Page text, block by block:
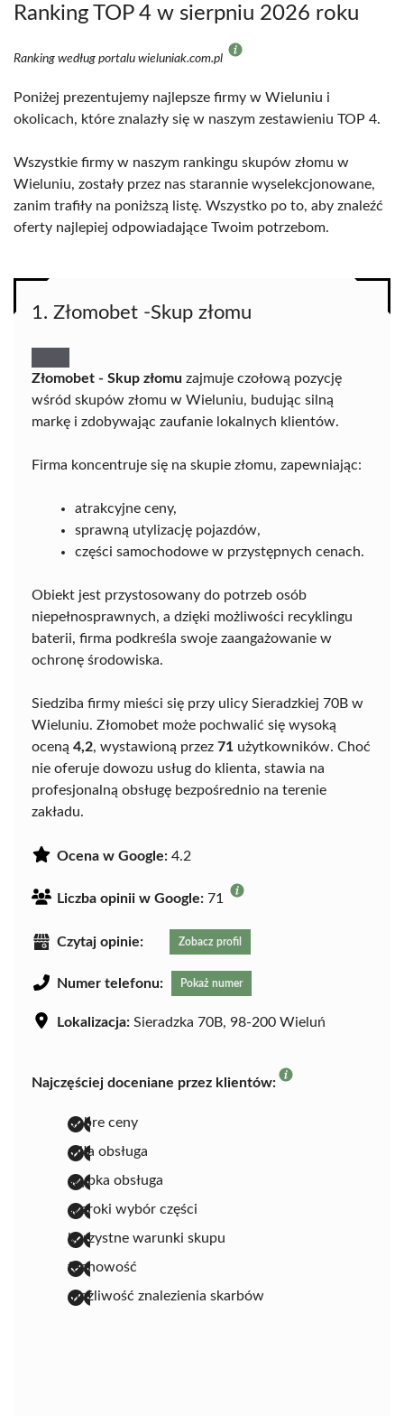
Ranking TOP 4 w sierpniu 2026 roku
Ranking według portalu wieluniak.com.pl
Poniżej prezentujemy najlepsze firmy w Wieluniu i
okolicach, które znalazły się w naszym zestawieniu TOP 4.
Wszystkie firmy w naszym rankingu skupów złomu w
Wieluniu, zostały przez nas starannie wyselekcjonowane,
zanim trafiły na poniższą listę. Wszystko po to, aby znaleźć
oferty najlepiej odpowiadające Twoim potrzebom.
1. Złomobet -Skup złomu
Złomobet - Skup złomu zajmuje czołową pozycję
wśród skupów złomu w Wieluniu, budując silną
markę i zdobywając zaufanie lokalnych klientów.
Firma koncentruje się na skupie złomu, zapewniając:
atrakcyjne ceny,
sprawną utylizację pojazdów,
części samochodowe w przystępnych cenach.
Obiekt jest przystosowany do potrzeb osób
niepełnosprawnych, a dzięki możliwości recyklingu
baterii, firma podkreśla swoje zaangażowanie w
ochronę środowiska.
Siedziba firmy mieści się przy ulicy Sieradzkiej 70B w
Wieluniu. Złomobet może pochwalić się wysoką
oceną 4,2, wystawioną przez 71 użytkowników. Choć
nie oferuje dowozu usług do klienta, stawia na
profesjonalną obsługę bezpośrednio na terenie
zakładu.
Ocena w Google: 4.2
Liczba opinii w Google: 71
Czytaj opinie: Zobacz profil
Numer telefonu: Pokaż numer
Lokalizacja: Sieradzka 70B, 98-200 Wieluń
Najczęściej doceniane przez klientów:
dobre ceny
miła obsługa
szybka obsługa
szeroki wybór części
korzystne warunki skupu
fachowość
możliwość znalezienia skarbów